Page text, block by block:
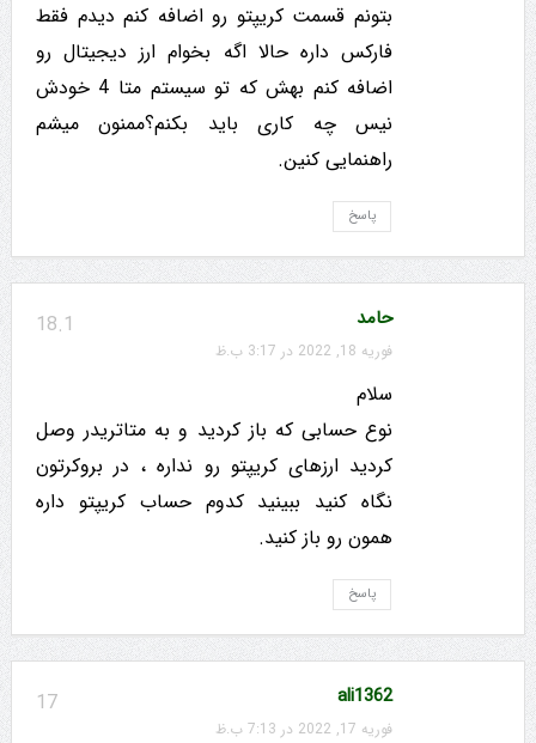
بتونم قسمت کریپتو رو اضافه کنم دیدم فقط
فارکس داره حالا اگه بخوام ارز دیجیتال رو
اضافه کنم بهش که تو سیستم متا 4 خودش
نیس چه کاری باید بکنم؟ممنون میشم
راهنمایی کنین.
پاسخ
18.1 حامد
فوریه 18, 2022 در 3:17 ب.ظ
سلام
نوع حسابی که باز کردید و به متاتریدر وصل
کردید ارزهای کریپتو رو نداره ، در بروکرتون
نگاه کنید ببینید کدوم حساب کریپتو داره
همون رو باز کنید.
پاسخ
17 ali1362
فوریه 17, 2022 در 7:13 ب.ظ